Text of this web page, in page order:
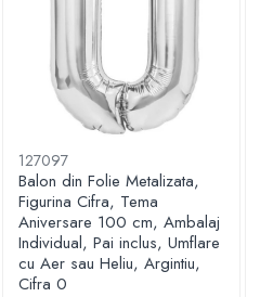
127097
Balon din Folie Metalizata,
Figurina Cifra, Tema
Aniversare 100 cm, Ambalaj
Individual, Pai inclus, Umflare
cu Aer sau Heliu, Argintiu,
Cifra 0